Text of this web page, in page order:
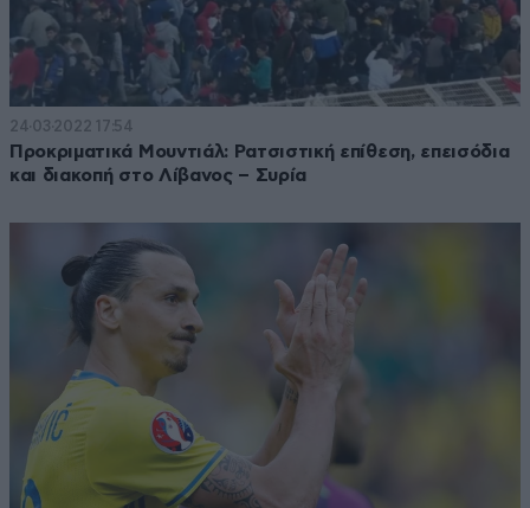
24·03·2022 17:54
Προκριματικά Μουντιάλ: Ρατσιστική επίθεση, επεισόδια
και διακοπή στο Λίβανος – Συρία